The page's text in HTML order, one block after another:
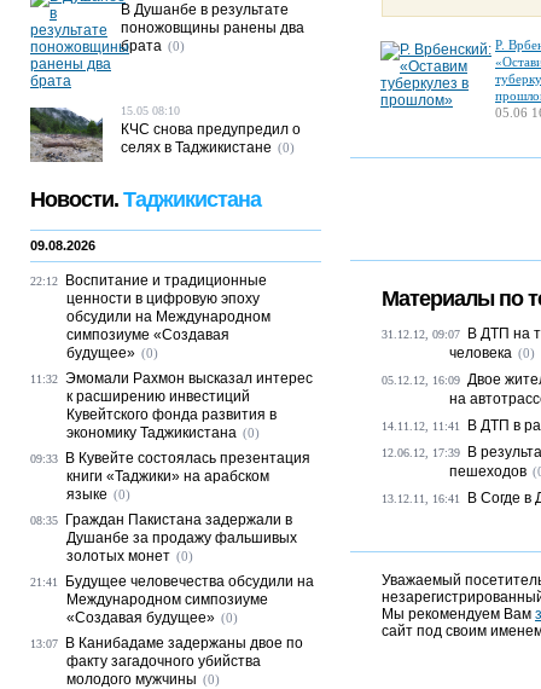
Р.
05.06
Материалы по
31.12.12, 09:07
В ДТП на
человека (0)
05.12.12, 16:09 Двое
на
14.11.12, 11:41 В ДТП в
12.06.12, 17:39
В
пешеходов
13.12.11, 16:41 В Согде в
Уважаемый
Мы рекомендуем Вам
сайт под своим
В Душанбе в результате
поножовщины ранены два
брата (0)
15.05 08:10
КЧС снова предупредил о
селях в Таджикистане (0)
Новости. Таджикистана
09.08.2026
22:12
Воспитание и традиционные
ценности в цифровую эпоху
обсудили на Международном
симпозиуме «Создавая
будущее» (0)
11:32 Эмомали Рахмон высказал интерес
к расширению инвестиций
Кувейтского фонда развития в
экономику Таджикистана (0)
09:33
В Кувейте состоялась презентация
книги «Таджики» на арабском
языке (0)
08:35
Граждан Пакистана задержали в
Душанбе за продажу фальшивых
золотых монет (0)
21:41
Будущее человечества обсудили на
Международном симпозиуме
«Создавая будущее» (0)
13:07
В Канибадаме задержаны двое по
факту загадочного убийства
молодого мужчины (0)